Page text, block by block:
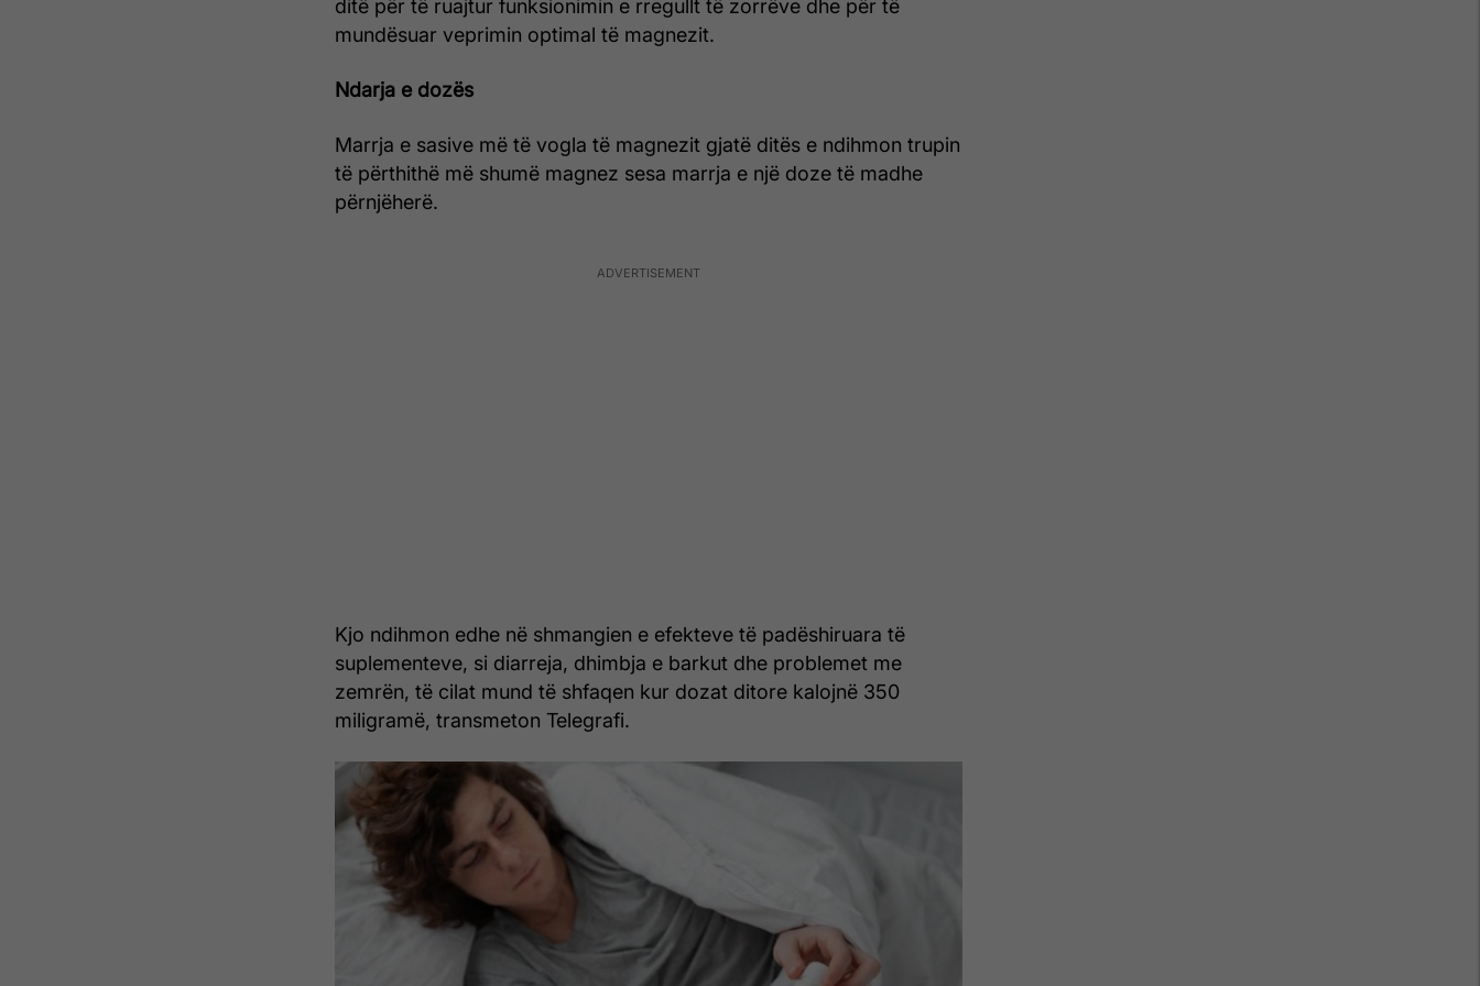
ditë për të ruajtur funksionimin e rregullt të zorrëve dhe për të
mundësuar veprimin optimal të magnezit.
Ndarja e dozës
Marrja e sasive më të vogla të magnezit gjatë ditës e ndihmon trupin
të përthithë më shumë magnez sesa marrja e një doze të madhe
përnjëherë.
Kjo ndihmon edhe në shmangien e efekteve të padëshiruara të
suplementeve, si diarreja, dhimbja e barkut dhe problemet me
zemrën, të cilat mund të shfaqen kur dozat ditore kalojnë 350
miligramë, transmeton Telegrafi.